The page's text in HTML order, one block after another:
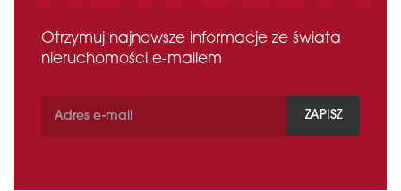
Otrzymuj najnowsze informacje ze świata
nieruchomości e-mailem
ZAPISZ